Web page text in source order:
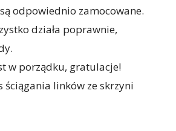
odpowiednio zamocowane.
działa poprawnie,
w porządku, gratulacje!
ściągania linków ze skrzyni